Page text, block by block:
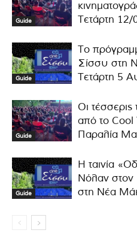
Guide
Τετάρτη 12/
Guide
Το
Σίσσυ στη
Τετάρτη 5
Guide
Οι τέσσερις
από το Cool
Παραλία
Guide
Η ταινία
Νόλαν στον
στη Νέα